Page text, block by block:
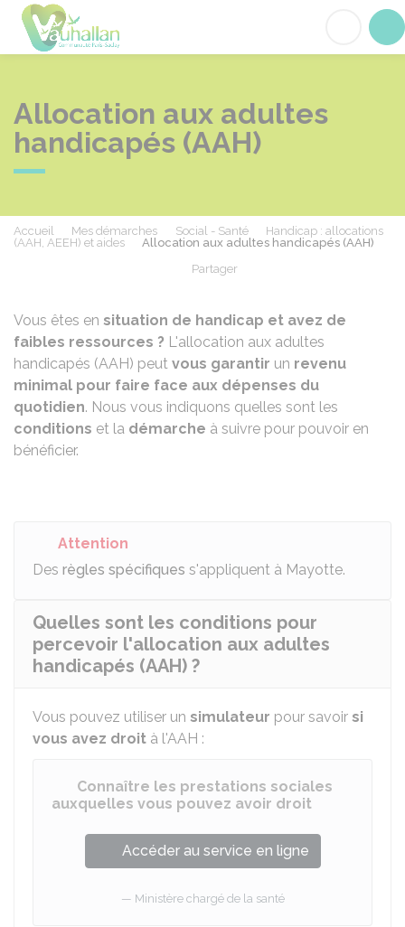
Allocation aux adultes
handicapés (AAH)
Accueil Mes démarches Social - Santé
Handicap : allocations
(AAH, AEEH) et aides
Allocation aux adultes handicapés (AAH)
Partager
Vous êtes en situation de handicap et avez de
faibles ressources ? L'allocation aux adultes
handicapés (AAH) peut vous garantir un revenu
minimal pour faire face aux dépenses du
quotidien. Nous vous indiquons quelles sont les
conditions et la démarche à suivre pour pouvoir en
bénéficier.
Attention
Des règles spécifiques s'appliquent à Mayotte.
Quelles sont les conditions pour
percevoir l'allocation aux adultes
handicapés (AAH) ?
Vous pouvez utiliser un simulateur pour savoir si
vous avez droit à l'AAH :
Connaître les prestations sociales
auxquelles vous pouvez avoir droit
Accéder au service en ligne
Ministère chargé de la santé